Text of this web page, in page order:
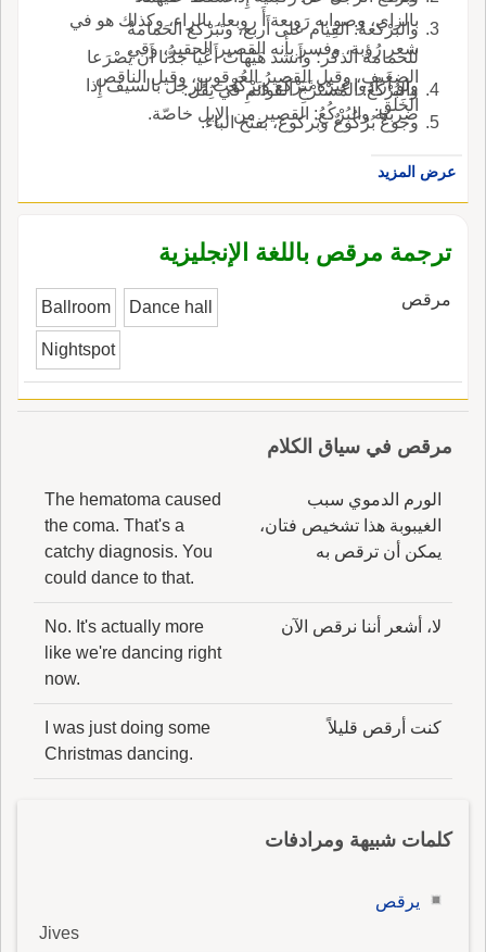
بالزاي، وصوابه رَوبعة أَ روبعا، بالراء، وكذلك هو في
شعر رُؤبة، وفسر بأَنه القصير الحقير، وقي
الضعيف، وقيل القصيرُ العُرقوبِ، وقيل الناقص
الخَلْقِ.
والبَرْكعةُ: القِيام على أَربع، وتَبَرْكع الحَمامةُ
للحمامة الذكر؛ وأَنشد هَيْهاتَ أَعْيا جَدُّنا أَن يُصْرَعا
ولو أَرادوا غيرَه تَبَرْكَع وبَرْكَعْت الرجل بالسيف إِذا
ضربته والبُرْكُعُ: القصير من الإِبل خاصّة.
والبُرْكُعُ: المُسْتَرْخِ القوائمِ في ثِقَل.
وجوعٌ بُرْكُوعٌ وبَركوع، بفتح الباء.
عرض المزيد
ترجمة مرقص باللغة الإنجليزية
مرقص Ballroom Dance hall
Nightspot
مرقص في سياق الكلام
الورم الدموي سبب
الغيبوبة هذا تشخيص فتان،
يمكن أن ترقص به
The hematoma caused
the coma. That's a
catchy diagnosis. You
could dance to that.
لا، أشعر أننا نرقص الآن
No. It's actually more
like we're dancing right
now.
كنت أرقص قليلاً
I was just doing some
Christmas dancing.
كلمات شبيهة ومرادفات
يرقص
Jives